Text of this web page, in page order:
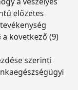
előzetes
következő (9)
szerinti